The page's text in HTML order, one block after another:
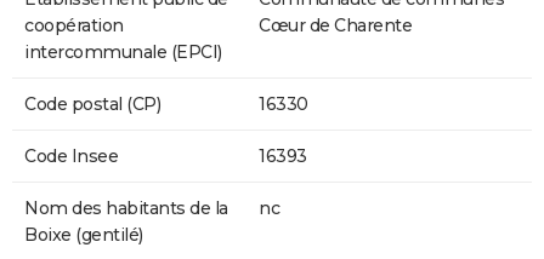
coopération
intercommunale (EPCI)
Cœur de Charente
Code postal (CP) 16330
Code Insee 16393
Nom des habitants de la
Boixe (gentilé)
nc